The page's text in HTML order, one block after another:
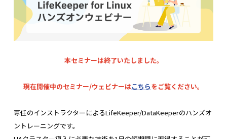
本セミナーは終了いたしました。
現在開催中のセミナー/ウェビナーはこちらをご覧ください。
専任のインストラクターによるLifeKeeper/DataKeeperのハンズオ
ントレーニングです。